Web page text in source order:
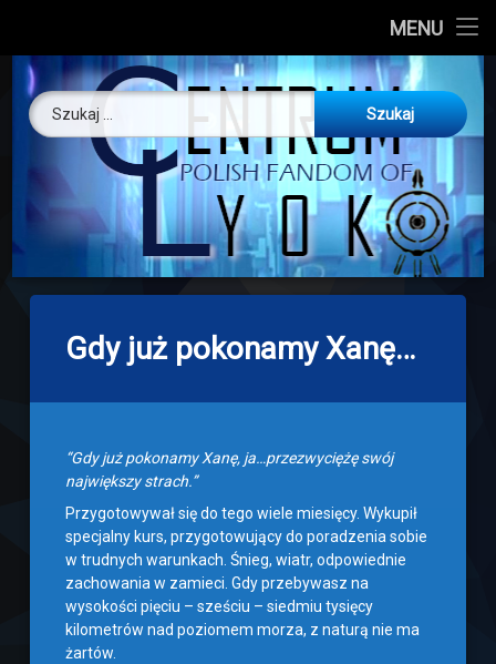
MENU
About us
O nas
Artykuły
Discord
Drogowskaz
Download
Skip
content
Centrum
Szukaj:
Gdy już pokonamy Xanę…
“Gdy już pokonamy Xanę, ja…przezwyciężę swój
największy strach.”
Przygotowywał się do tego wiele miesięcy. Wykupił
specjalny kurs, przygotowujący do poradzenia sobie
w trudnych warunkach. Śnieg, wiatr, odpowiednie
zachowania w zamieci. Gdy przebywasz na
wysokości pięciu – sześciu – siedmiu tysięcy
kilometrów nad poziomem morza, z naturą nie ma
żartów.